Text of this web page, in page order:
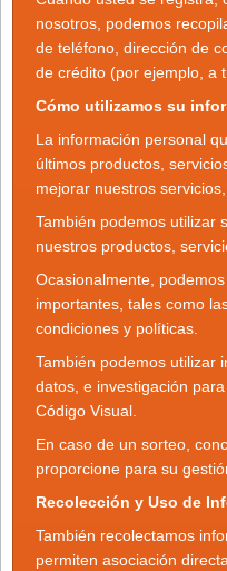
nosotros, podemos
de teléfono, dirección de
de crédito (por ejemplo, a
Cómo utilizamos su
La información personal
últimos productos,
mejorar nuestros
También podemos utilizar
nuestros productos,
Ocasionalmente,
importantes, tales como
condiciones y políticas.
También podemos utilizar
datos, e investigación
Código Visual.
En caso de un sorteo,
proporcione para su
Recolección y Uso de
También recolectamos
permiten asociación